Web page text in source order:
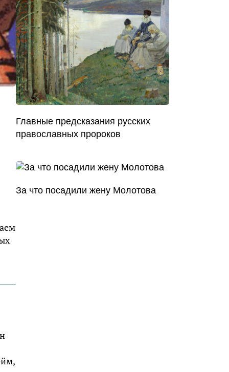
Главные предсказания русских
православных пророков
За что посадили жену Молотова